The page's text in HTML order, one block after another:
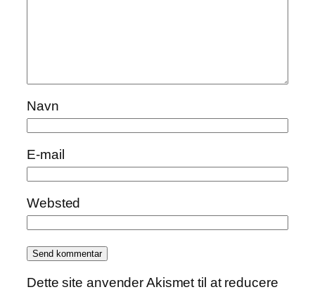
Navn
E-mail
Websted
Dette site anvender Akismet til at reducere